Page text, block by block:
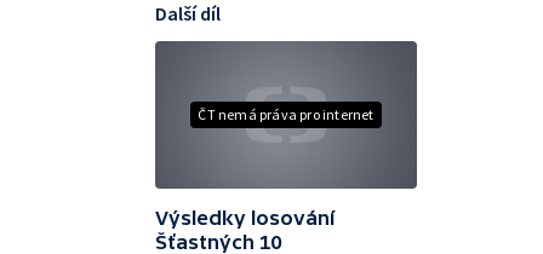
ČT nemá práva pro internet
Další díl
Výsledky losování
Šťastných 10